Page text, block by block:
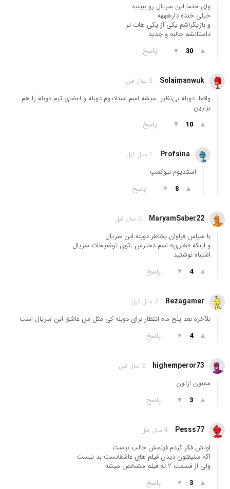
وای حتما این سریال رو ببینید
خیلی خنده دارهههه
و بازیگراشم یکی از یکی هات تر
داستانشم جالبه و جدید
▲
30
▼ پاسخ
Solaimanwuk 3 سال قبل
واقعا. دوبله بی‌نظیر. میشه اسم استادیوم دوبله و اعضای تیم دوبله را هم
بزارین
▲
10
▼ پاسخ
Profsina 2 سال قبل
استادیوم نیوکمپ
▲
8
▼ پاسخ
MaryamSaber22 3 سال قبل
با سپاس فراوان بخاطر دوبله این سریال
و اینکه «هاری» اسم دخترس ،توی توضیحات سریال
اشتباه نوشتید
▲
4
▼ پاسخ
Rezagamer 3 سال قبل
بلآخره بعد پنج ماه انتظار برای دوبله کی مثل من عاشق این سریال است
▲
4
▼ پاسخ
highemperor73 3 سال قبل
ممنون ازتون
▲
3
▼ پاسخ
Pesss77 4 سال قبل
اولش فکر کردم فیلمش جالب نیست
اگه سلیقتون دیدن فیلم های عاشقانست بد نیست
ولی از قسمت ۲ ته فیلم مشخص میشه
▲
3
▼ پاسخ